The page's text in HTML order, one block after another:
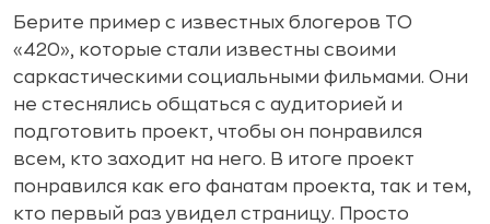
Берите пример с известных блогеров ТО
«420», которые стали известны своими
саркастическими социальными фильмами. Они
не стеснялись общаться с аудиторией и
подготовить проект, чтобы он понравился
всем, кто заходит на него. В итоге проект
понравился как его фанатам проекта, так и тем,
кто первый раз увидел страницу. Просто